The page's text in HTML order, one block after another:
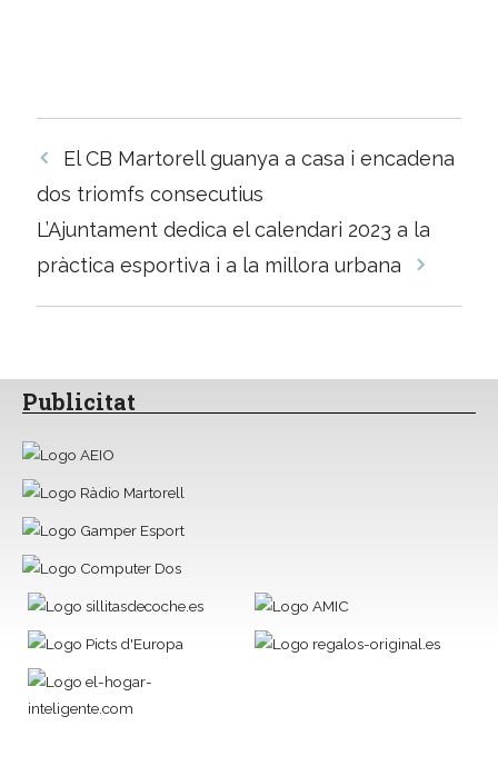
Navegació
per
entrades
El CB Martorell guanya a casa i encadena
dos triomfs consecutius
L’Ajuntament dedica el calendari 2023 a la
pràctica esportiva i a la millora urbana
Publicitat